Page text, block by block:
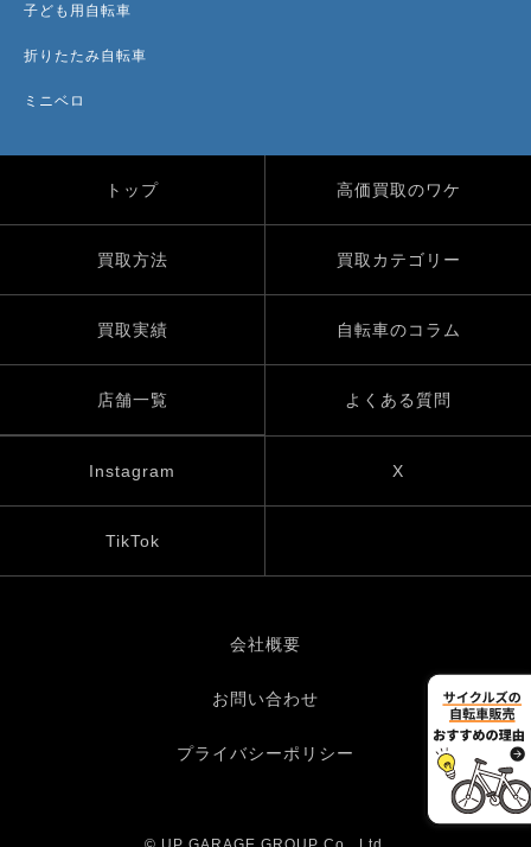
子ども用自転車
折りたたみ自転車
ミニベロ
トップ 高価買取のワケ
買取方法 買取カテゴリー
買取実績 自転車のコラム
店舗一覧 よくある質問
Instagram X
TikTok
会社概要
お問い合わせ
プライバシーポリシー